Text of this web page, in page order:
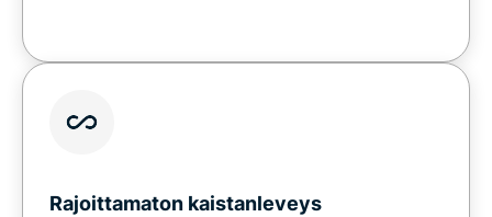
Rajoittamaton kaistanleveys